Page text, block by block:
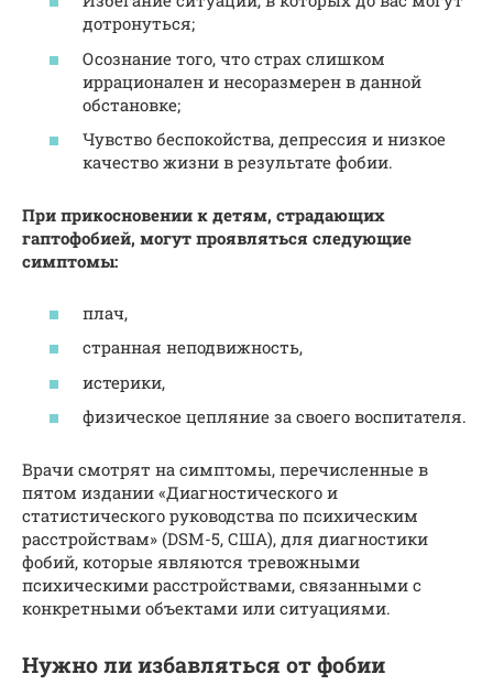
дотронуться;
Осознание того, что страх слишком
иррационален и несоразмерен в данной
обстановке;
Чувство беспокойства, депрессия и низкое
качество жизни в результате фобии.
При прикосновении к детям, страдающих
гаптофобией, могут проявляться следующие
симптомы:
плач,
странная неподвижность,
истерики,
физическое цепляние за своего воспитателя.
Врачи смотрят на симптомы, перечисленные в
пятом издании «Диагностического и
статистического руководства по психическим
расстройствам» (DSM-5, США), для диагностики
фобий, которые являются тревожными
психическими расстройствами, связанными с
конкретными объектами или ситуациями.
Нужно ли избавляться от фобии